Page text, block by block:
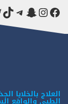
فيسبوك
إنستجرام
سناب شاتتيك
العلاج بالخلايا